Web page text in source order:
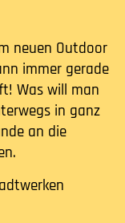
neuen Outdoor
immer gerade
Was will man
in ganz
an die